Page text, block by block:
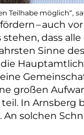
Teilhabe möglich“,
– auch
dass
Sinne
großen
In
solchen